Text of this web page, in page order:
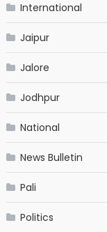
International
Jaipur
Jalore
Jodhpur
National
News Bulletin
Pali
Politics